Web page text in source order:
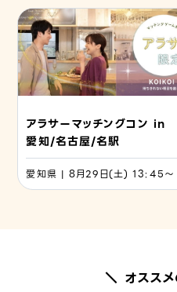
アラサーマッチングコン in
愛知/名古屋/名駅
愛知県 | 8月29日(土) 13:45〜
＼ オスス